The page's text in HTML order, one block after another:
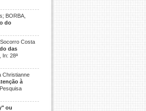
BORBA,
do
Costa
das
, In: 28ª
Christianne
à
ou